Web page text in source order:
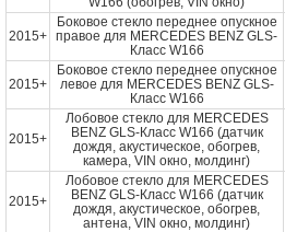
2015+
Боковое стекло переднее опускное
правое для MERCEDES BENZ GLS-
Класс W166
2015+
Боковое стекло переднее опускное
левое для MERCEDES BENZ GLS-
Класс W166
2015+
Лобовое стекло для MERCEDES
BENZ GLS-Класс W166 (датчик
дождя, акустическое, обогрев,
камера, VIN окно, молдинг)
2015+
Лобовое стекло для MERCEDES
BENZ GLS-Класс W166 (датчик
дождя, акустическое, обогрев,
антена, VIN окно, молдинг)